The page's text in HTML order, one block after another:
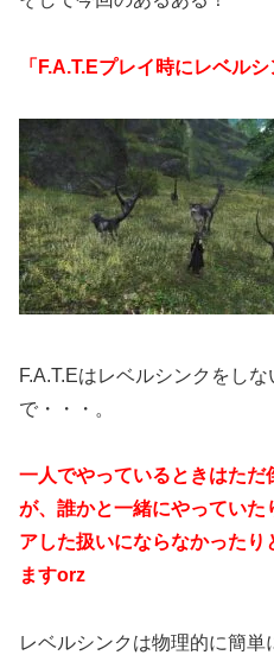
「F.A.T.Eプレイ時にレベル
F.A.T.Eはレベルシンクをし
で・・・。
一人でやっているときはた
が、誰かと一緒にやっていた
アした扱いにならなかった
ますorz
レベルシンクは物理的に簡単